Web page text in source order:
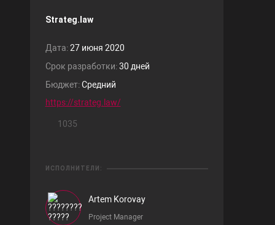
Strateg.law
Дата:27 июня 2020
Срок разработки:30 дней
Бюджет:Средний
https://strateg.law/
1035
ИСПОЛНИТЕЛИ:
Artem Korovay
Project Manager